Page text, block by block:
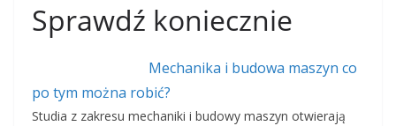
Sprawdź koniecznie
Mechanika i budowa maszyn co
po tym można robić?
Studia z zakresu mechaniki i budowy maszyn otwierają